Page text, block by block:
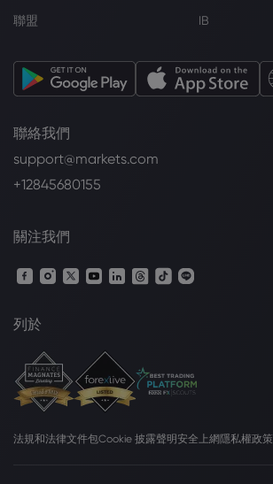
聯盟 IB
聯絡我們
support@markets.com
+12845680155
關注我們
列於
法規和法律文件包Cookie 披露聲明安全上網隱私權政策